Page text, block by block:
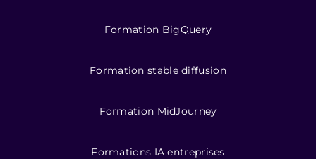
Formation BigQuery
Formation stable diffusion
Formation MidJourney
Formations IA entreprises